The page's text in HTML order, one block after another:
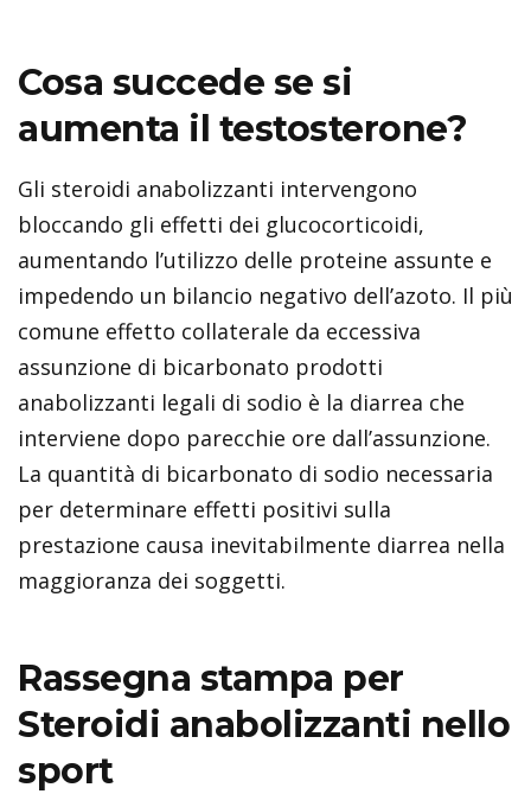
Cosa succede se si
aumenta il testosterone?
Gli steroidi anabolizzanti intervengono
bloccando gli effetti dei glucocorticoidi,
aumentando l’utilizzo delle proteine assunte e
impedendo un bilancio negativo dell’azoto. Il più
comune effetto collaterale da eccessiva
assunzione di bicarbonato prodotti
anabolizzanti legali di sodio è la diarrea che
interviene dopo parecchie ore dall’assunzione.
La quantità di bicarbonato di sodio necessaria
per determinare effetti positivi sulla
prestazione causa inevitabilmente diarrea nella
maggioranza dei soggetti.
Rassegna stampa per
Steroidi anabolizzanti nello
sport